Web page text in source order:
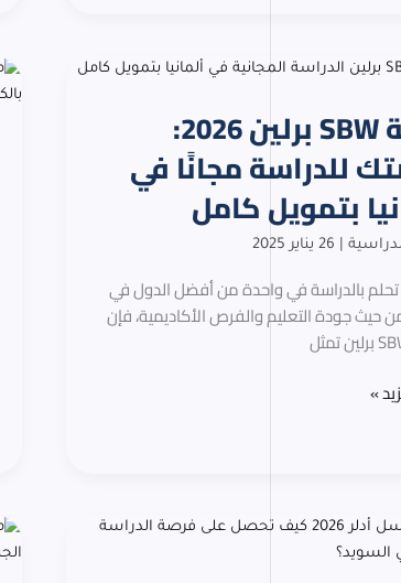
منحة SBW برلين 2026:
للدراسة مجانًا في
بتمويل كامل
26 يناير 2025
تحلم بالدراسة في واحدة من أفضل الدول في
حيث جودة التعليم والفرص الأكاديمية، فإن
»